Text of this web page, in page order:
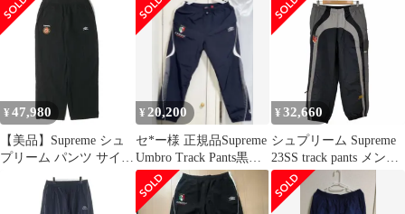
ュプリーム[17]
¥ 47,980
【美品】Supreme シュ
プリーム パンツ サイ
ズ:L / 23AW UMBRO コ
ットンリップストップ
トラック パンツ
¥20,200
セ*ー様 正規品Supreme
Umbro Track Pants黒ス
ニダンタグ
¥ 32,660
シュプリーム Supreme
23SS track pants メンズ
JPN：M